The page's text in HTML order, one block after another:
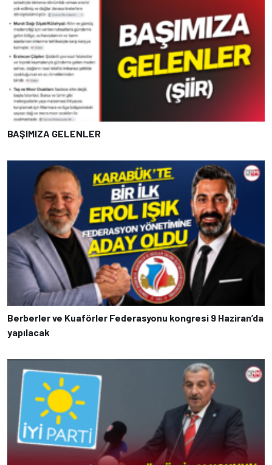
BAŞIMIZA GELENLER
Berberler ve Kuaförler Federasyonu kongresi 9 Haziran’da
yapılacak